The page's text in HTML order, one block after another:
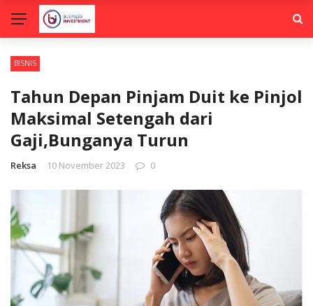
BISNIS
Tahun Depan Pinjam Duit ke Pinjol
Maksimal Setengah dari
Gaji,Bunganya Turun
Reksa 10 November 2023 0